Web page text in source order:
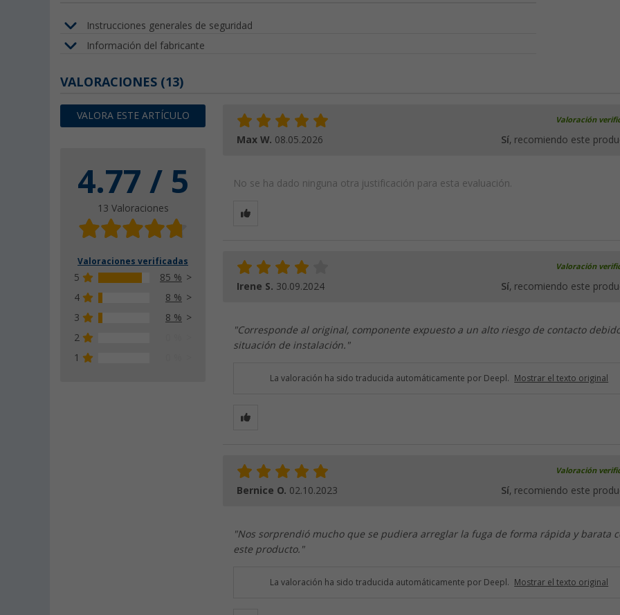
Instrucciones generales de seguridad
Información del fabricante
VALORACIONES (13)
VALORA ESTE ARTÍCULO
4.77 / 5
13 Valoraciones
Valoraciones verificadas
5
85 %
4
8 %
3
8 %
2
1
Valoración
Max W. 08.05.2026 Sí, recomiendo este
No se ha dado ninguna otra justificación para esta evaluación.
Valoración
Irene S. 30.09.2024 Sí, recomiendo este
"Corresponde al original, componente expuesto a un alto riesgo de contacto
situación de instalación."
La valoración ha sido traducida automáticamente por Deepl. Mostrar el texto original
Valoración
Bernice O. 02.10.2023 Sí, recomiendo este
"Nos sorprendió mucho que se pudiera arreglar la fuga de forma rápida y barata
este producto."
La valoración ha sido traducida automáticamente por Deepl. Mostrar el texto original